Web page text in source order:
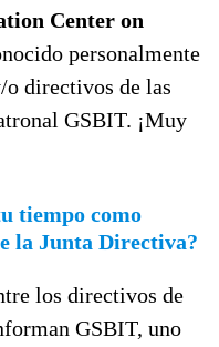
Center on
personalmente
directivos de las
GSBIT. ¡Muy
tiempo como
la Junta Directiva?
los directivos de
GSBIT, uno